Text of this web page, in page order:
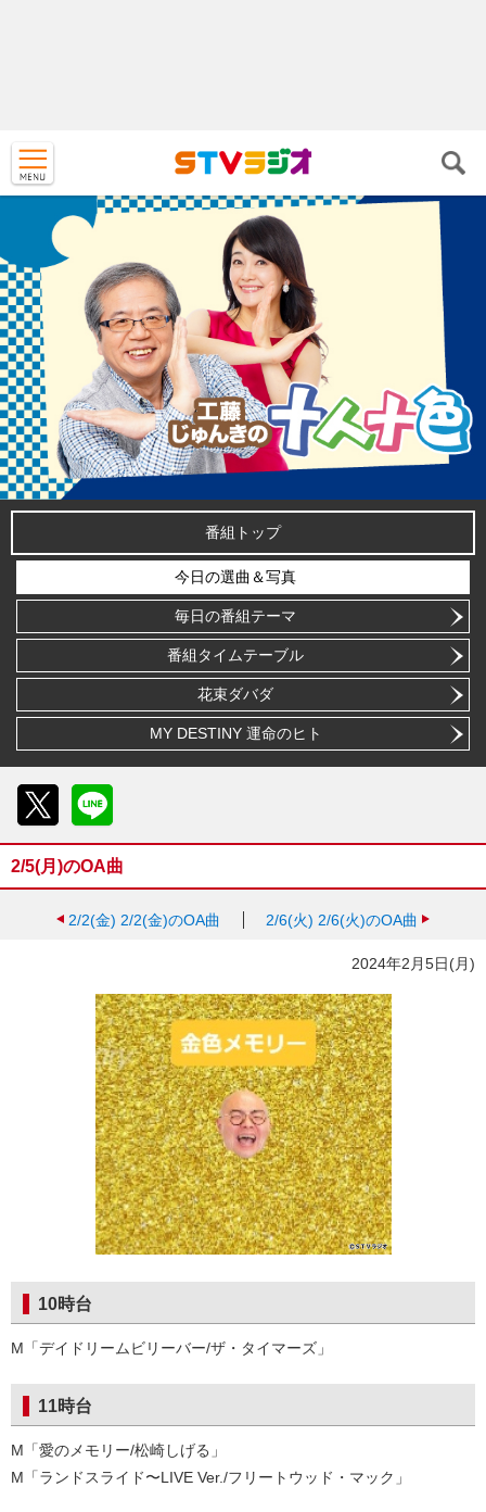
番組トップ
今日の選曲＆写真
毎日の番組テーマ
番組タイムテーブル
花束ダバダ
MY DESTINY 運命のヒト
2/5(月)のOA曲
2/2(金) 2/2(金)のOA曲 2/6(火) 2/6(火)のOA曲
2024年2月5日(月)
10時台
M「デイドリームビリーバー/ザ・タイマーズ」
11時台
M「愛のメモリー/松崎しげる」
M「ランドスライド〜LIVE Ver./フリートウッド・マック」